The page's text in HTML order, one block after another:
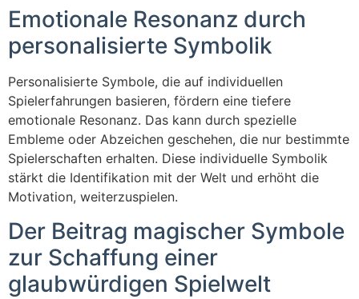
Emotionale Resonanz durch
personalisierte Symbolik
Personalisierte Symbole, die auf individuellen
Spielerfahrungen basieren, fördern eine tiefere
emotionale Resonanz. Das kann durch spezielle
Embleme oder Abzeichen geschehen, die nur bestimmte
Spielerschaften erhalten. Diese individuelle Symbolik
stärkt die Identifikation mit der Welt und erhöht die
Motivation, weiterzuspielen.
Der Beitrag magischer Symbole
zur Schaffung einer
glaubwürdigen Spielwelt